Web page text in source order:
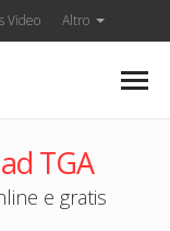
Video Altro
TGA
e gratis